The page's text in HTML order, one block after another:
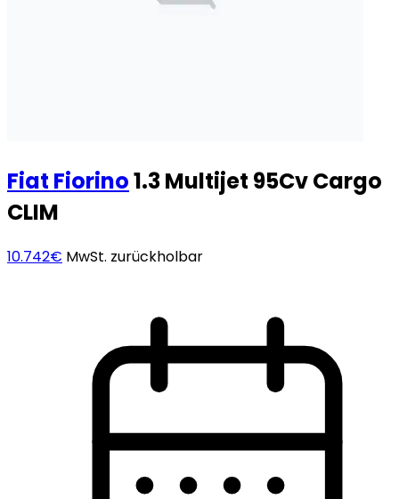
Fiat Fiorino1.3 Multijet 95Cv Cargo
CLIM
10.742€ MwSt. zurückholbar